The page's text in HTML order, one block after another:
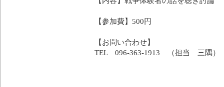
【参加費】500円
【お問い合わせ】
TEL 096-363-1913 （担当 三隅）